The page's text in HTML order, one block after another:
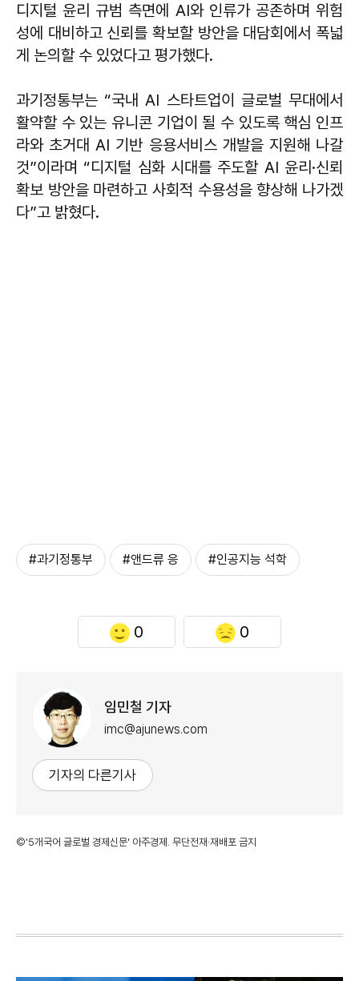
디지털 윤리 규범 측면에 AI와 인류가 공존하며 위험
성에 대비하고 신뢰를 확보할 방안을 대담회에서 폭넓
게 논의할 수 있었다고 평가했다.
과기정통부는 “국내 AI 스타트업이 글로벌 무대에서
활약할 수 있는 유니콘 기업이 될 수 있도록 핵심 인프
라와 초거대 AI 기반 응용서비스 개발을 지원해 나갈
것”이라며 “디지털 심화 시대를 주도할 AI 윤리·신뢰
확보 방안을 마련하고 사회적 수용성을 향상해 나가겠
다”고 밝혔다.
#과기정통부 #앤드류 응 #인공지능 석학
0 0
임민철 기자
imc@ajunews.com
기자의 다른기사
©'5개국어 글로벌 경제신문' 아주경제. 무단전재·재배포 금지